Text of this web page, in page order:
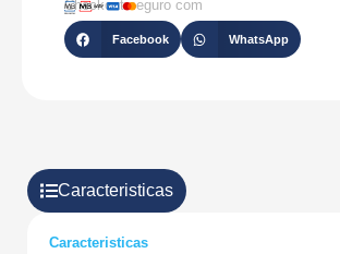
Checkout seguro com
Facebook WhatsApp
Caracteristicas
Caracteristicas